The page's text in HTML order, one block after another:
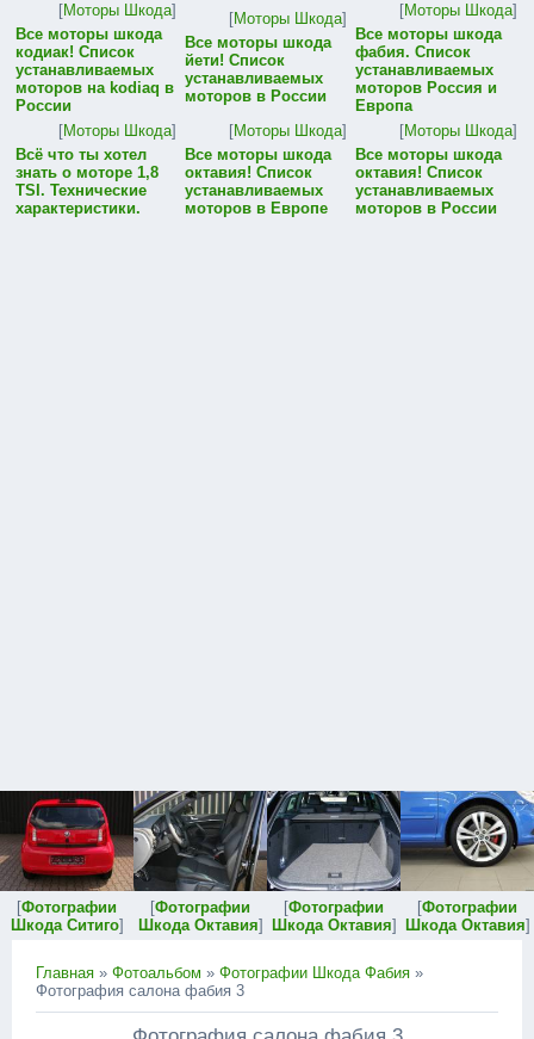
[Моторы Шкода]
Все моторы шкода
кодиак! Список
устанавливаемых
моторов на kodiaq в
России
[Моторы Шкода]
Все моторы шкода
йети! Список
устанавливаемых
моторов в России
[Моторы Шкода]
Все моторы шкода
фабия. Список
устанавливаемых
моторов Россия и
Европа
[Моторы Шкода]
Всё что ты хотел
знать о моторе 1,8
TSI. Технические
характеристики.
[Моторы Шкода]
Все моторы шкода
октавия! Список
устанавливаемых
моторов в Европе
[Моторы Шкода]
Все моторы шкода
октавия! Список
устанавливаемых
моторов в России
[Фотографии
Шкода Ситиго]
[Фотографии
Шкода Октавия]
[Фотографии
Шкода Октавия]
[Фотографии
Шкода Октавия]
Главная » Фотоальбом » Фотографии Шкода Фабия »
Фотография салона фабия 3